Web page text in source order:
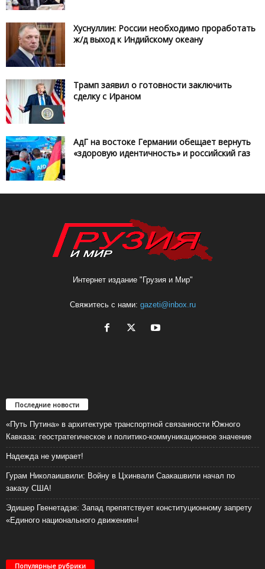
Хуснуллин: России необходимо проработать
ж/д выход к Индийскому океану
Трамп заявил о готовности заключить
сделку с Ираном
АдГ на востоке Германии обещает вернуть
«здоровую идентичность» и российский газ
Интернет издание "Грузия и Мир"
Свяжитесь с нами: gazeti@inbox.ru
Последние новости
«Путь Путина» в архитектуре транспортной связанности Южного
Кавказа: геостратегическое и политико-коммуникационное значение
Надежда не умирает!
Гурам Николаишвили: Войну в Цхинвали Саакашвили начал по
заказу США!
Эдишер Гвенетадзе: Запад препятствует конституционному запрету
«Единого национального движения»!
Популярные рубрики